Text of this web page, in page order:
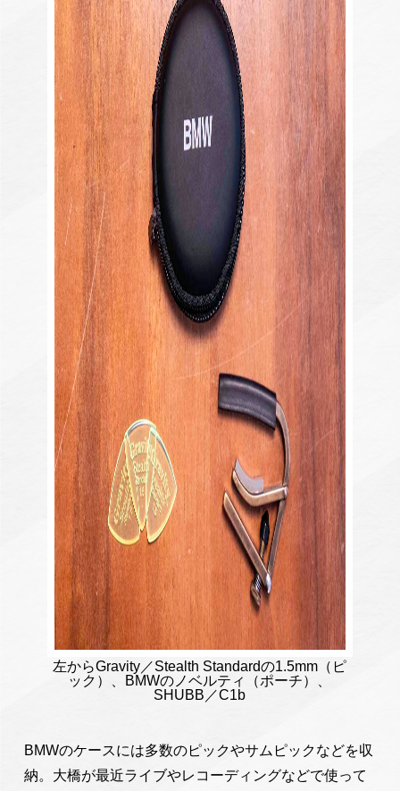
左からGravity／Stealth Standardの1.5mm（ピ
ック）、BMWのノベルティ（ポーチ）、
SHUBB／C1b
BMWのケースには多数のピックやサムピックなどを収
納。大橋が最近ライブやレコーディングなどで使って